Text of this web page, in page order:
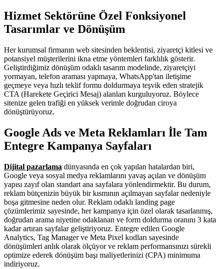
Hizmet Sektörüne Özel Fonksiyonel
Tasarımlar ve Dönüşüm
Her kurumsal firmanın web sitesinden beklentisi, ziyaretçi kitlesi ve
potansiyel müşterilerini ikna etme yöntemleri farklılık gösterir.
Geliştirdiğimiz dönüşüm odaklı tasarım modelinde, ziyaretçiyi
yormayan, telefon araması yapmaya, WhatsApp'tan iletişime
geçmeye veya hızlı teklif formu doldurmaya teşvik eden stratejik
CTA (Harekete Geçirici Mesaj) alanları kurguluyoruz. Böylece
sitenize gelen trafiği en yüksek verimle doğrudan ciroya
dönüştürüyoruz.
Google Ads ve Meta Reklamları İle Tam
Entegre Kampanya Sayfaları
Dijital pazarlama dünyasında en çok yapılan hatalardan biri,
Google veya sosyal medya reklamlarını yavaş açılan ve dönüşüm
yapısı zayıf olan standart ana sayfalara yönlendirmektir. Bu durum,
reklam bütçenizin büyük bir kısmının açılmayan sayfalar nedeniyle
boşa gitmesine neden olur. Reklam odaklı landing page
çözümlerimiz sayesinde, her kampanya için özel olarak tasarlanmış,
doğrudan arama niyetine odaklanan ve form doldurma oranını 3 kata
kadar artıran sayfalar geliştiriyoruz. Entegre edilen Google
Analytics, Tag Manager ve Meta Pixel kodları sayesinde
dönüşümleri anlık olarak ölçüyor ve reklam performansınızı sürekli
optimize ederek dönüşüm başı maliyetlerinizi (CPA) minimuma
indiriyoruz.